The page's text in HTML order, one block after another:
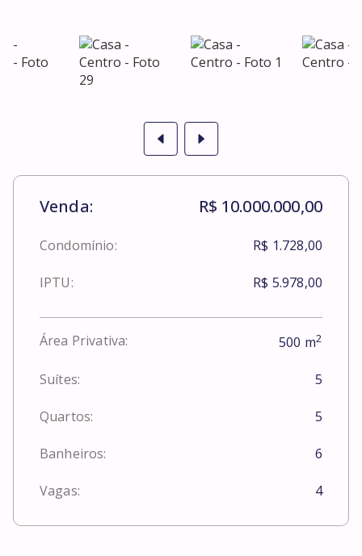
Venda: R$ 10.000.000,00
Condomínio: R$ 1.728,00
IPTU: R$ 5.978,00
Área Privativa: 500 m2
Suítes: 5
Quartos: 5
Banheiros: 6
Vagas: 4